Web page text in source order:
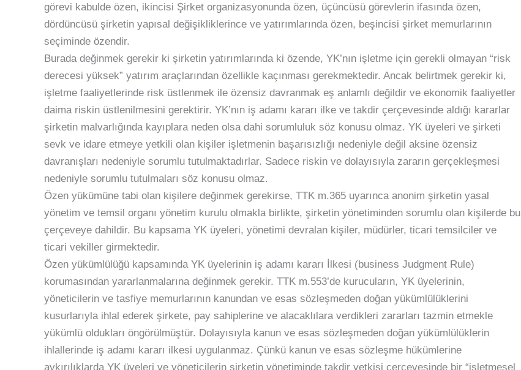
görevi kabulde özen, ikincisi Şirket organizasyonunda özen, üçüncüsü görevlerin ifasında özen,
dördüncüsü şirketin yapısal değişikliklerince ve yatırımlarında özen, beşincisi şirket memurlarının
seçiminde özendir.
Burada değinmek gerekir ki şirketin yatırımlarında ki özende, YK’nın işletme için gerekli olmayan “risk
derecesi yüksek” yatırım araçlarından özellikle kaçınması gerekmektedir. Ancak belirtmek gerekir ki,
işletme faaliyetlerinde risk üstlenmek ile özensiz davranmak eş anlamlı değildir ve ekonomik faaliyetler
daima riskin üstlenilmesini gerektirir. YK’nın iş adamı kararı ilke ve takdir çerçevesinde aldığı kararlar
şirketin malvarlığında kayıplara neden olsa dahi sorumluluk söz konusu olmaz. YK üyeleri ve şirketi
sevk ve idare etmeye yetkili olan kişiler işletmenin başarısızlığı nedeniyle değil aksine özensiz
davranışları nedeniyle sorumlu tutulmaktadırlar. Sadece riskin ve dolayısıyla zararın gerçekleşmesi
nedeniyle sorumlu tutulmaları söz konusu olmaz.
Özen yükümüne tabi olan kişilere değinmek gerekirse, TTK m.365 uyarınca anonim şirketin yasal
yönetim ve temsil organı yönetim kurulu olmakla birlikte, şirketin yönetiminden sorumlu olan kişilerde bu
çerçeveye dahildir. Bu kapsama YK üyeleri, yönetimi devralan kişiler, müdürler, ticari temsilciler ve
ticari vekiller girmektedir.
Özen yükümlülüğü kapsamında YK üyelerinin iş adamı kararı İlkesi (business Judgment Rule)
korumasından yararlanmalarına değinmek gerekir. TTK m.553’de kurucuların, YK üyelerinin,
yöneticilerin ve tasfiye memurlarının kanundan ve esas sözleşmeden doğan yükümlülüklerini
kusurlarıyla ihlal ederek şirkete, pay sahiplerine ve alacaklılara verdikleri zararları tazmin etmekle
yükümlü oldukları öngörülmüştür. Dolayısıyla kanun ve esas sözleşmeden doğan yükümlülüklerin
ihlallerinde iş adamı kararı ilkesi uygulanmaz. Çünkü kanun ve esas sözleşme hükümlerine
aykırılıklarda YK üyeleri ve yöneticilerin şirketin yönetiminde takdir yetkisi çerçevesinde bir “işletmesel